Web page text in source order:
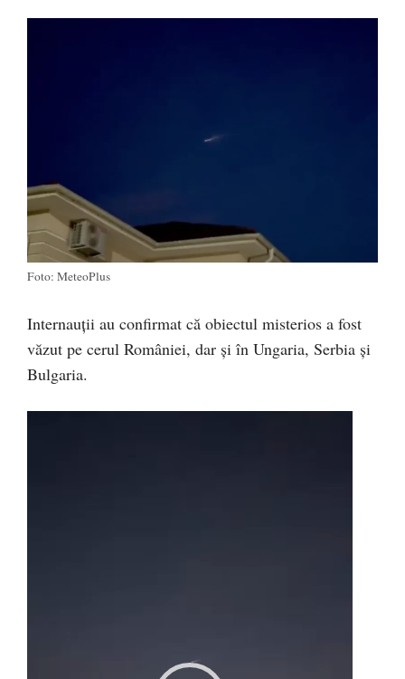
Foto: MeteoPlus
Internauții au confirmat că obiectul misterios a fost
văzut pe cerul României, dar și în Ungaria, Serbia și
Bulgaria.